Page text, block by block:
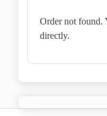
Order not found.
directly.